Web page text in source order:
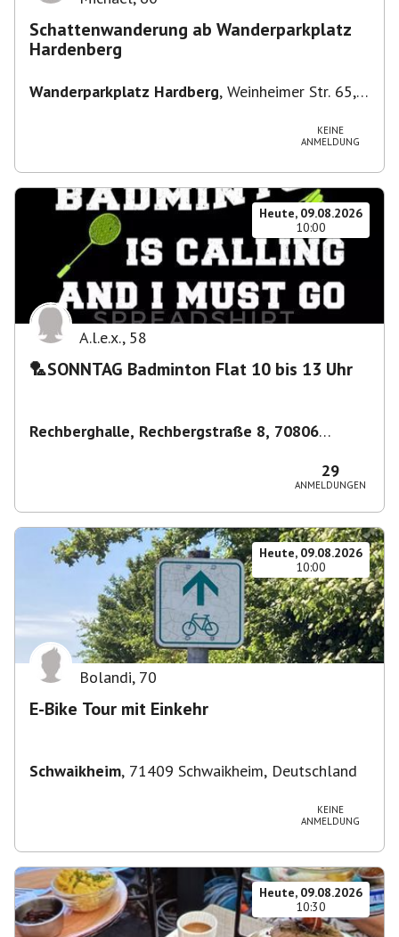
Schattenwanderung ab Wanderparkplatz
Hardenberg
Wanderparkplatz Hardberg, Weinheimer Str. 65,
KEINE
ANMELDUNG
Heute, 09.08.2026
10:00
A.l.e.x., 58
🏸SONNTAG Badminton Flat 10 bis 13 Uhr
Rechberghalle, Rechbergstraße 8, 70806
29
ANMELDUNGEN
Heute, 09.08.2026
10:00
Bolandi, 70
E-Bike Tour mit Einkehr
Schwaikheim, 71409 Schwaikheim, Deutschland
KEINE
ANMELDUNG
Heute, 09.08.2026
10:30